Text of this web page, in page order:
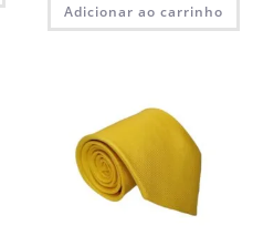
Adicionar ao carrinho